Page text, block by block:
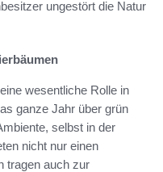
ungestört die Natur
wesentliche Rolle in
ganze Jahr über grün
selbst in der
nicht nur einen
tragen auch zur